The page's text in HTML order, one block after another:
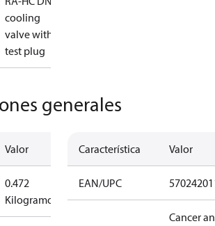
cooling
valve with
test plug
generales
Valor
0.472
Kilogramo
Característica Valor
EAN/UPC
Cancer